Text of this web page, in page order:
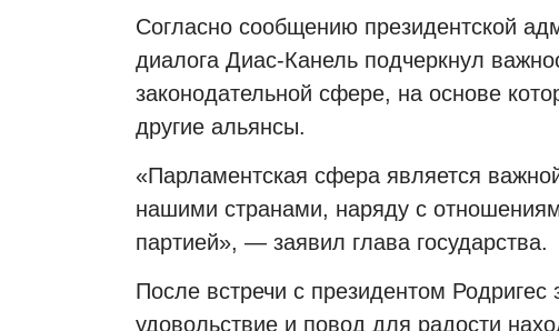
Согласно сообщению президентской
диалога Диас-Канель подчеркнул
законодательной сфере, на основе
другие альянсы.
«Парламентская сфера является
нашими странами, наряду с
партией», — заявил глава государства.
После встречи с президентом
удовольствие и повод для радости